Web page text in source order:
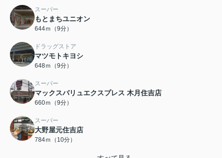
スーパー
もとまちユニオン
644ｍ（9分）
ドラッグストア
マツモトキヨシ
648ｍ（9分）
スーパー
マックスバリュエクスプレス 木月住吉店
660ｍ（9分）
スーパー
大野屋元住吉店
784ｍ（10分）